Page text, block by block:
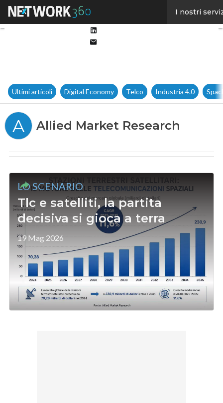
I nostri
Ultimi articoli Digital Economy Telco Industria 4.0
A Allied Market Research
LO SCENARIO
Tlc e satelliti, la partita
decisiva si gioca a terra
19 Mag 2026